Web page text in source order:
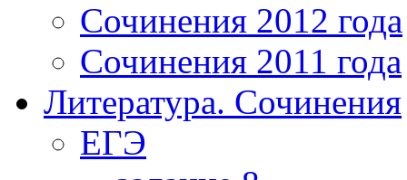
Сочинения 2012 года
Сочинения 2011 года
Литература. Сочинения
ЕГЭ